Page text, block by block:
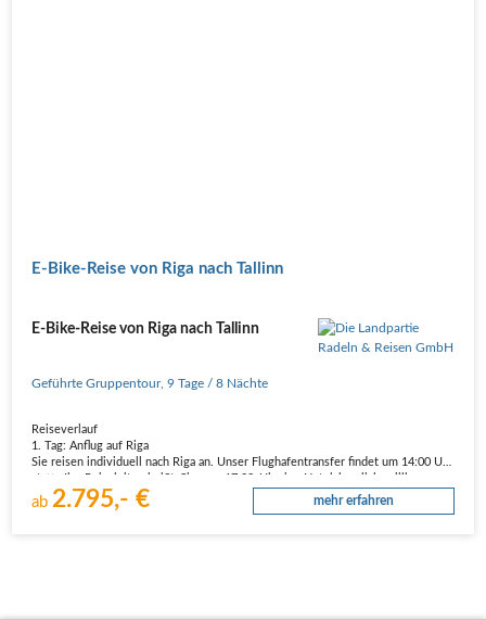
E-Bike-Reise von Riga nach Tallinn
E-Bike-Reise von Riga nach Tallinn
Geführte Gruppentour,9 Tage / 8 Nächte
Reiseverlauf
1. Tag: Anflug auf Riga
Sie reisen individuell nach Riga an. Unser Flughafentransfer findet um 14:00 Uhr
Anschließend bummeln wir gemeinsam durch die Stadt und lassen uns von der
besonderen Atmosphäre verzaubern:…
ab 2.795,- € mehr erfahren